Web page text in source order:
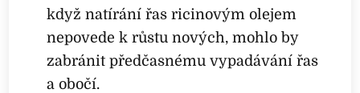
když natírání řas ricinovým olejem
nepovede k růstu nových, mohlo by
zabránit předčasnému vypadávání řas
a obočí.